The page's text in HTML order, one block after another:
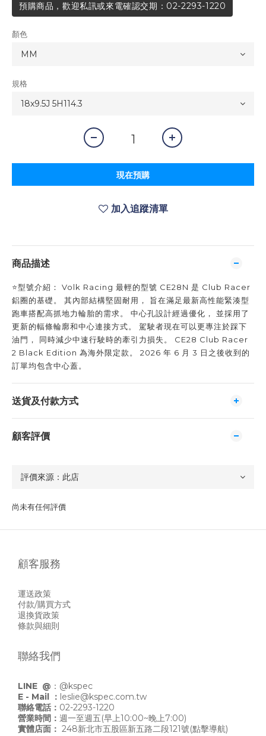
預購商品，歡迎私訊或來電確認交期：02-2293-1220
顏色
規格
現在預購
加入追蹤清單
商品描述
⭐️型號介紹： Volk Racing 最輕的型號 CE28N 是 Club Racer
鋁圈的基礎。 其內部結構堅固耐用， 旨在滿足最新高性能緊湊型
跑車搭配高抓地力輪胎的需求。 中心孔設計經過優化， 並採用了
更新的輻條輪廓和中心連接方式。 駕駛者現在可以更專注於踩下
油門， 同時減少中速行駛時的牽引力損失。 CE28 Club Racer
2 Black Edition 為海外限定款。 2026 年 6 月 3 日之後收到的
訂單均包含中心蓋。
送貨及付款方式
顧客評價
尚未有任何評價
顧客服務
運送政策
付款/購買方式
退換貨政策
條款與細則
聯絡我們
LINE @ ： @kspec
E - Mail ： leslie@kspec.com.tw
聯絡電話： 02-2293-1220
營業時間： 週一至週五(早上10:00~晚上7:00)
實體店面： 248新北市五股區新五路二段121號(點擊導航)